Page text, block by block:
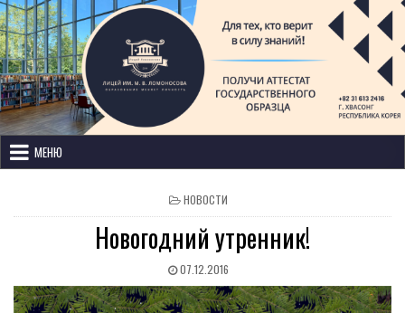
Лицей имени М. В. Ломоносова
с изучением иностранных языков
МЕНЮ
НОВОСТИ
Новогодний утренник!
07.12.2016